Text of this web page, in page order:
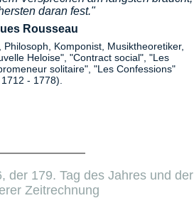
daran fest."
Rousseau
Philosoph, Komponist, Musiktheoretiker,
Heloise", "Contract social", "Les
solitaire", "Les Confessions"
- 1778).
der 179. Tag des Jahres und der
Zeitrechnung